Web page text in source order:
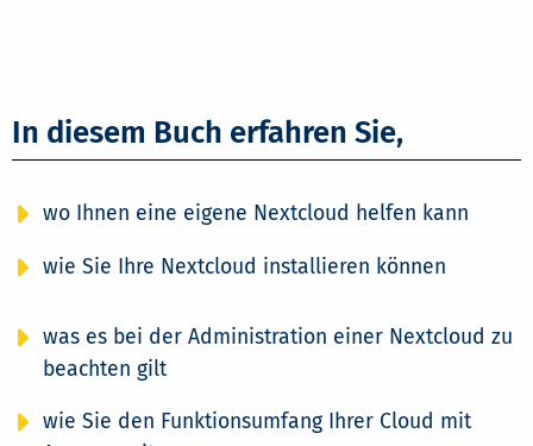
In diesem Buch erfahren Sie,
wo Ihnen eine eigene Nextcloud helfen kann
wie Sie Ihre Nextcloud installieren können
was es bei der Administration einer Nextcloud zu
beachten gilt
wie Sie den Funktionsumfang Ihrer Cloud mit